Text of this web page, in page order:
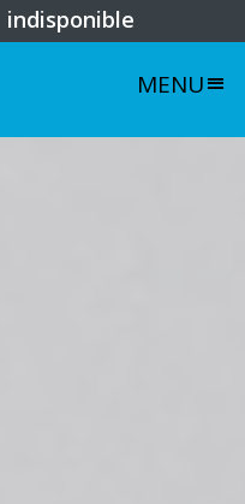
indisponible
MENU